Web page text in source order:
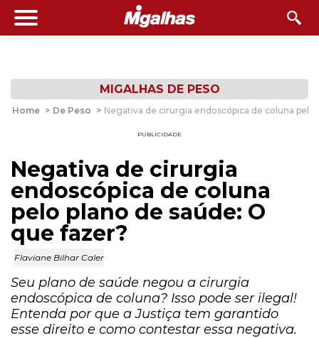
MIGALHAS DE PESO
Home > De Peso > Negativa de cirurgia endoscópica de coluna pelo
PUBLICIDADE
Negativa de cirurgia
endoscópica de coluna
pelo plano de saúde: O
que fazer?
Flaviane Bilhar Caler
Seu plano de saúde negou a cirurgia
endoscópica de coluna? Isso pode ser ilegal!
Entenda por que a Justiça tem garantido
esse direito e como contestar essa negativa.